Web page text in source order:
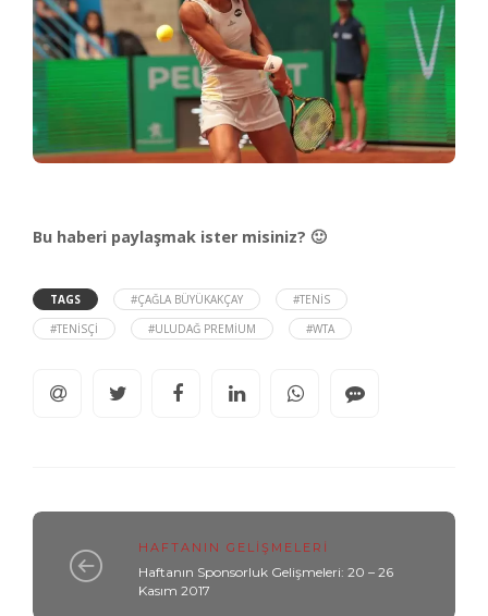
Bu haberi paylaşmak ister misiniz? 🙂
TAGS #ÇAĞLA BÜYÜKAKÇAY
#TENIS
#TENISÇI
#ULUDAĞ PREMIUM #WTA
HAFTANIN GELIŞMELERI
Haftanın Sponsorluk Gelişmeleri: 20 – 26
Kasım 2017